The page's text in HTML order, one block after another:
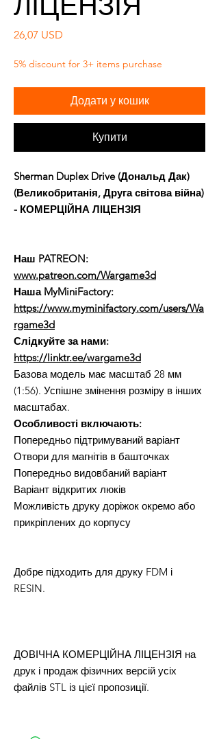
26,07 USD
5% discount for 3+ items purchase
Додати у кошик
Купити
Sherman Duplex Drive (Дональд Дак)
(Великобританія, Друга світова війна)
- КОМЕРЦІЙНА ЛІЦЕНЗІЯ
Наш PATREON:
www.patreon.com/Wargame3d
Наша MyMiniFactory:
https://www.myminifactory.com/users/Wa
rgame3d
Слідкуйте за нами:
https://linktr.ee/wargame3d
Базова модель має масштаб 28 мм
(1:56). Успішне змінення розміру в інших
масштабах.
Особливості включають:
Попередньо підтримуваний варіант
Отвори для магнітів в башточках
Попередньо видовбаний варіант
Варіант відкритих люків
Можливість друку доріжок окремо або
прикріплених до корпусу
Добре підходить для друку FDM і
RESIN.
ДОВІЧНА КОМЕРЦІЙНА ЛІЦЕНЗІЯ на
друк і продаж фізичних версій усіх
файлів STL із цієї пропозиції.